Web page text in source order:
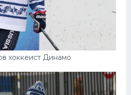
хоккеист Динамо